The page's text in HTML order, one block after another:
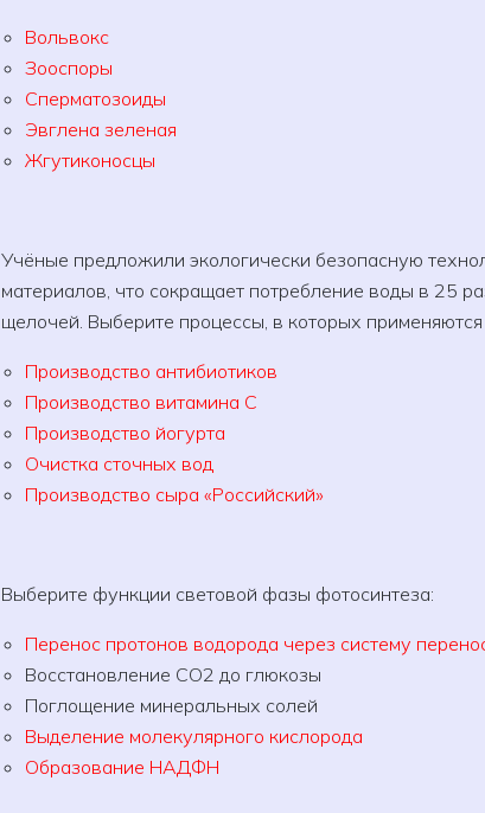
Вольвокс
Зооспоры
Сперматозоиды
Эвглена зеленая
Жгутиконосцы
Учёные предложили экологически безопасную
материалов, что сокращает потребление воды в 25
щелочей. Выберите процессы, в которых применяются
Производство антибиотиков
Производство витамина C
Производство йогурта
Очистка сточных вод
Производство сыра «Российский»
Выберите функции световой фазы фотосинтеза:
Перенос протонов водорода через систему
Восстановление CO2 до глюкозы
Поглощение минеральных солей
Выделение молекулярного кислорода
Образование НАДФН